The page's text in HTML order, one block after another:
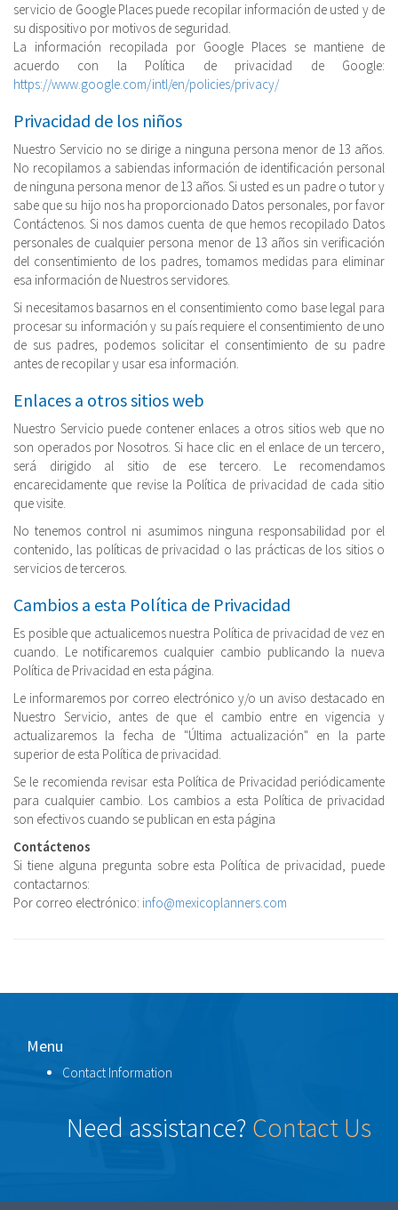
servicio de Google Places puede recopilar información de usted y de
su dispositivo por motivos de seguridad.
La información recopilada por Google Places se mantiene de
acuerdo con la Política de privacidad de Google:
https://www.google.com/intl/en/policies/privacy/
Privacidad de los niños
Nuestro Servicio no se dirige a ninguna persona menor de 13 años.
No recopilamos a sabiendas información de identificación personal
de ninguna persona menor de 13 años. Si usted es un padre o tutor y
sabe que su hijo nos ha proporcionado Datos personales, por favor
Contáctenos. Si nos damos cuenta de que hemos recopilado Datos
personales de cualquier persona menor de 13 años sin verificación
del consentimiento de los padres, tomamos medidas para eliminar
esa información de Nuestros servidores.
Si necesitamos basarnos en el consentimiento como base legal para
procesar su información y su país requiere el consentimiento de uno
de sus padres, podemos solicitar el consentimiento de su padre
antes de recopilar y usar esa información.
Enlaces a otros sitios web
Nuestro Servicio puede contener enlaces a otros sitios web que no
son operados por Nosotros. Si hace clic en el enlace de un tercero,
será dirigido al sitio de ese tercero. Le recomendamos
encarecidamente que revise la Política de privacidad de cada sitio
que visite.
No tenemos control ni asumimos ninguna responsabilidad por el
contenido, las políticas de privacidad o las prácticas de los sitios o
servicios de terceros.
Cambios a esta Política de Privacidad
Es posible que actualicemos nuestra Política de privacidad de vez en
cuando. Le notificaremos cualquier cambio publicando la nueva
Política de Privacidad en esta página.
Le informaremos por correo electrónico y/o un aviso destacado en
Nuestro Servicio, antes de que el cambio entre en vigencia y
actualizaremos la fecha de "Última actualización" en la parte
superior de esta Política de privacidad.
Se le recomienda revisar esta Política de Privacidad periódicamente
para cualquier cambio. Los cambios a esta Política de privacidad
son efectivos cuando se publican en esta página
Contáctenos
Si tiene alguna pregunta sobre esta Política de privacidad, puede
contactarnos:
Por correo electrónico: info@mexicoplanners.com
Menu
Contact Information
Need assistance? Contact Us